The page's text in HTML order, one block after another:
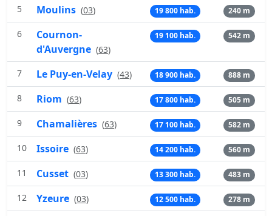
5 Moulins (03) 19 800 hab. 240 m
6
Cournon-
d'Auvergne (63)
19 100 hab. 542 m
7 Le Puy-en-Velay (43) 18 900 hab. 888 m
8 Riom (63) 17 800 hab. 505 m
9 Chamalières (63) 17 100 hab. 582 m
10 Issoire (63) 14 200 hab. 560 m
11 Cusset (03) 13 300 hab. 483 m
12 Yzeure (03) 12 500 hab. 278 m